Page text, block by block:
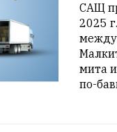
САЩ
2025
мита
по-